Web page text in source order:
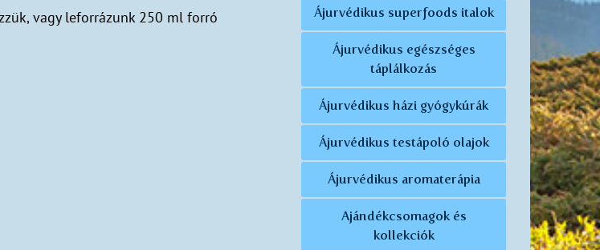
vagy leforrázunk 250 ml forró
Ájurvédikus superfoods italok
Ájurvédikus egészséges
táplálkozás
Ájurvédikus házi gyógykúrák
Ájurvédikus testápoló olajok
Ájurvédikus aromaterápia
Ajándékcsomagok és
kollekciók